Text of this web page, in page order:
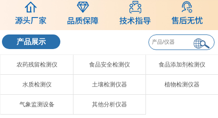
产品展示
农药残留检测仪 食品安全检测仪 食品添加剂检测仪
水质检测仪 土壤检测仪器 植物检测仪器
气象监测设备 其他分析仪器